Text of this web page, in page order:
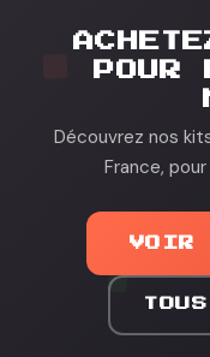
POUR
Découvrez nos
France,
VOIR